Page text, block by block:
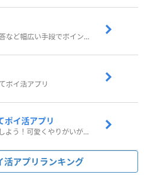
歩いたりアンケート回答など幅広い手段でポイントをゲット
ポイ活アプリ
ポイ活アプリ
ペットを育ってポイ活しよう！可愛くやりがいがある新感覚アプリ
活アプリランキング